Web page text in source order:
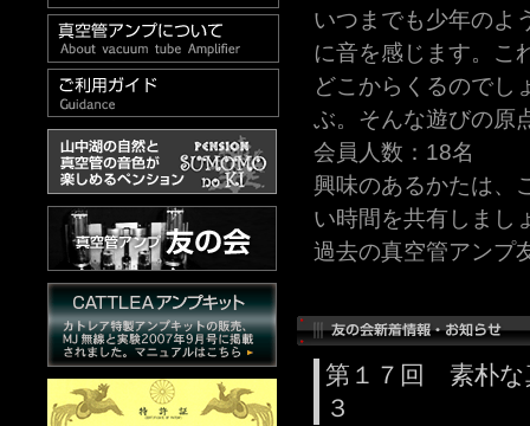
いつまでも少年のよ
に音を感じます。こ
どこからくるのでし
ぶ。そんな遊びの原
会員人数：18名
興味のあるかたは、
い時間を共有しまし
過去の真空管アンプ
第１７回 素朴
３